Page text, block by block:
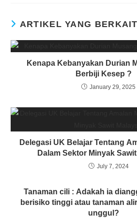
ARTIKEL YANG
Kenapa Kebanyakan Durian
Berbiji Kesep ?
January 29, 2025
Delegasi UK Belajar Tentang
Dalam Sektor Minyak
July 7, 2024
Tanaman cili : Adakah ia
berisiko tinggi atau tanaman
unggul?